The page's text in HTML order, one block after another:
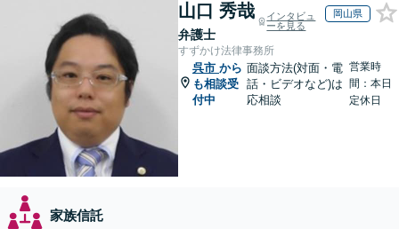
山口 秀哉
弁護士
インタビュ
ーを見る
岡山県
すずかけ法律事務所
呉市 から
も相談受
付中
面談方法(対面・電
話・ビデオなど)は
応相談
営業時
間：本日
定休日
家族信託